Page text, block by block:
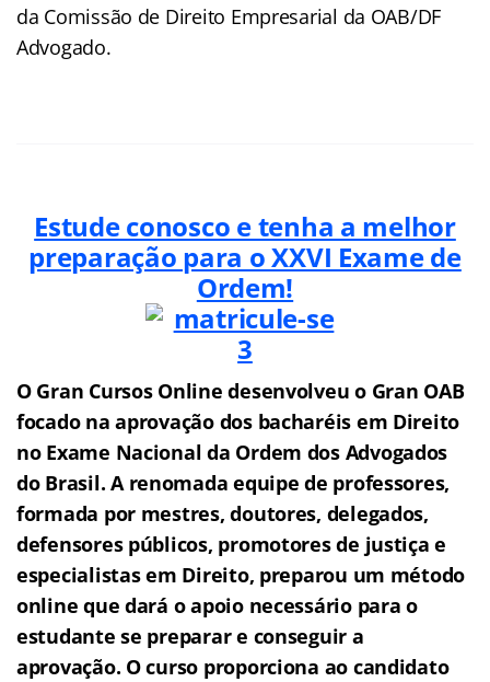
da Comissão de Direito Empresarial da OAB/DF
Advogado.
Estude conosco e tenha a melhor
preparação para o XXVI Exame de
Ordem!
O Gran Cursos Online desenvolveu o Gran OAB
focado na aprovação dos bacharéis em Direito
no Exame Nacional da Ordem dos Advogados
do Brasil. A renomada equipe de professores,
formada por mestres, doutores, delegados,
defensores públicos, promotores de justiça e
especialistas em Direito, preparou um método
online que dará o apoio necessário para o
estudante se preparar e conseguir a
aprovação. O curso proporciona ao candidato